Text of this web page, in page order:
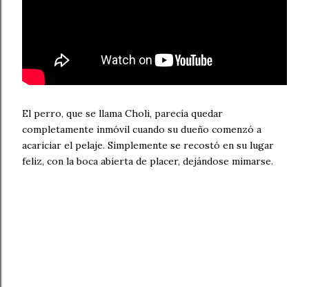
El perro, que se llama Choli, parecía quedar
completamente inmóvil cuando su dueño comenzó a
acariciar el pelaje. Simplemente se recostó en su lugar
feliz, con la boca abierta de placer, dejándose mimarse.